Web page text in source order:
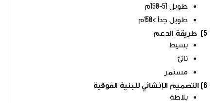
طويل 51-150م
طويل جداً >150م
5) طريقة الدعم
بسيط
ناتئ
مستمر
6) التصميم الإنشائي للبنية الفوقية
بلاطة